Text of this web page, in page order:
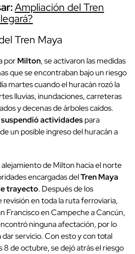
Ampliación del Tren
Tren Maya
porMilton, se activaron las medidas
que se encontraban bajo un riesgo
martes cuando el huracán rozó la
lluvias, inundaciones, carreteras
y decenas de árboles caídos.
suspendió actividadespara
un posible ingreso del huracán a
de Milton hacia el norte
encargadas delTren Maya
trayecto. Después de los
en toda la ruta ferroviaria,
Francisco en Campeche a Cancún,
ninguna afectación, por lo
servicio. Con esto y con total
8 de octubre, se dejó atrás el riesgo